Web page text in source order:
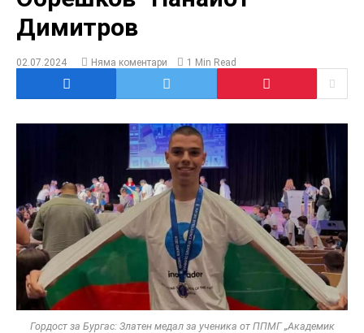
Димитров
02.07.2024 Няма коментари 1 Min Read
Гордост за Бургас: Златен медал за ученика от ППМГ „Академик